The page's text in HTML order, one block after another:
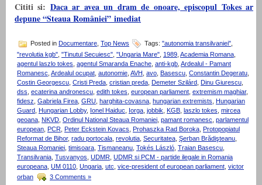
Cititi si: Daca ar avea un dram de onoare, episcopul Tokes ar
depune “Steaua României” imediat
Posted in Documentare Top News Tags: "autonomia transilvaniei"
"revolutia kgb", "Tinutul Secuiesc", "Ungaria Mare", 1989, Academia Romana,
agentul laszlo tokes, agentul Smaranda Enache, anti-kgb, Ardealul - Pamant
Romanesc, Ardealul ocupat, autonomie, AVH , avo, Basescu, Constantin Degeratu,
Costin Georgescu, Cristi Preda, cristian preda, Demeter Szilárd, Dinu Giurescu,
dss, ecaterina andronescu, edith tokes, european parliament, extremism maghiar,
fidesz, Gabriela Firea, GRU, harghita-covasna, hungarian extremists, Hungarian
Guard, Hungarian Lobby, Ionel Haiduc, Iorga, jobbik, KGB, laszlo tokes, mircea
geoana, NKVD, Ordinul National Steaua Romaniei, pamant romanesc, parlamentul
european, PCR, Peter Eckstein Kovacs, Prohaszka Rad Boroka, Protopopiatul
Reformat de Bihor, radu portocala, revolutia, Securitatea, Şerban Brădişteanu,
Steaua Romaniei, timisoara, Tismaneanu, Tokés László, Traian Basescu,
Transilvania, Tusvanyos, UDMR, UDMR si PCM - partide ilegale in Romania
europeana, UM 0110, Ungaria, utc, vice-president of european parliament, victor
orban
3 Comments »